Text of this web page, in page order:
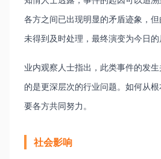
各方之间已出现明显的矛盾迹象，
未得到及时处理，最终演变为今日的
业内观察人士指出，此类事件的发
的是更深层次的行业问题。如何从
要各方共同努力。
社会影响